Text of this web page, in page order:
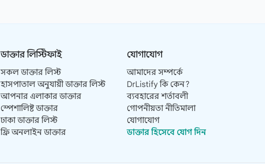
ডাক্তার লিস্টিফাই
সকল ডাক্তার লিস্ট
হাসপাতাল অনুযায়ী ডাক্তার লিস্ট
আপনার এলাকার ডাক্তার
স্পেশালিষ্ট ডাক্তার
ঢাকা ডাক্তার লিস্ট
ফ্রি অনলাইন ডাক্তার
যোগাযোগ
আমাদের সম্পর্কে
DrListify কি কেন?
ব্যবহারের শর্তাবলী
গোপনীয়তা নীতিমালা
যোগাযোগ
ডাক্তার হিসেবে যোগ দিন